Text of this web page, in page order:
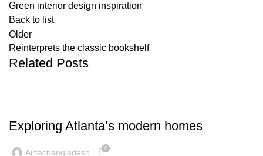
Green interior design inspiration
Back to list
Older
Reinterprets the classic bookshelf
Related Posts
Exploring Atlanta’s modern homes
Airtacbangladesh 0